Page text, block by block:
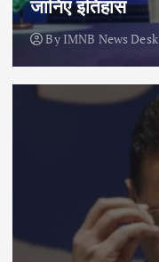
जानिए इतिहास
By IMNB News Desk